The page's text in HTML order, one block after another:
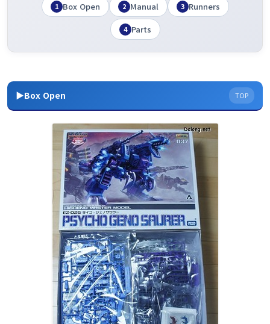
1 Box Open 2 Manual 3 Runners
4 Parts
▶Box Open TOP